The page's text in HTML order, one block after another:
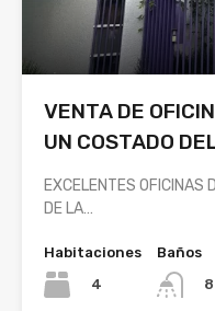
VENTA DE
UN COSTADO
EXCELENTES OFICINAS
DE LA…
Habitaciones
4
Baños
8